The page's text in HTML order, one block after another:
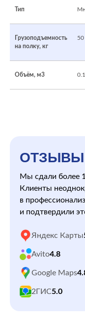
Тип
Грузоподъемность
на полку, кг
50
Объём, м3
ОТЗЫВЫ
Мы сдали более
Клиенты
в
и подтвердили
Яндекс Карты
Avito4.8
Google Maps
2ГИС5.0